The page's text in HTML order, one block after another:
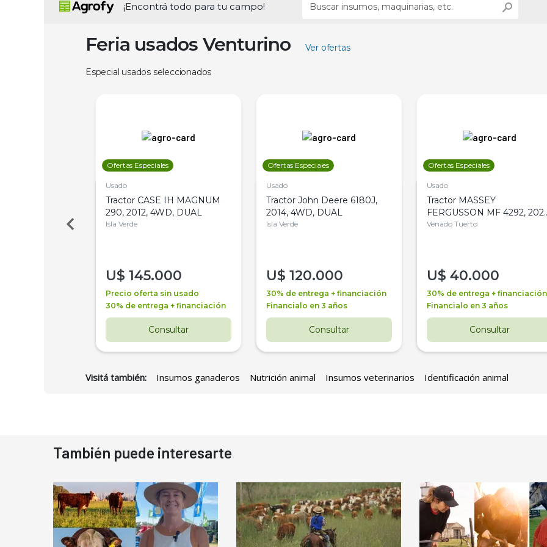
¡Encontrá todo para tu campo!
Feria usados Venturino Ver ofertas
Especial usados seleccionados
Ofertas Especiales
Usado
Tractor CASE IH MAGNUM
290, 2012, 4WD, DUAL
Isla Verde
U$ 145.000
Precio oferta sin usado
30% de entrega + financiación
Consultar
Ofertas Especiales
Usado
Tractor John Deere 6180J,
2014, 4WD, DUAL
Isla Verde
U$ 120.000
30% de entrega + financiación
Financialo en 3 años
Consultar
Ofertas Especiales
Usado
Tractor MASSEY
FERGUSSON MF 4292,
4WD, PATON
Venado Tuerto
U$ 40.000
30% de entrega + financiación
Financialo en 3 años
Consultar
Visitá también: Insumos ganaderos Nutrición animal Insumos veterinarios Identificación animal
También puede interesarte